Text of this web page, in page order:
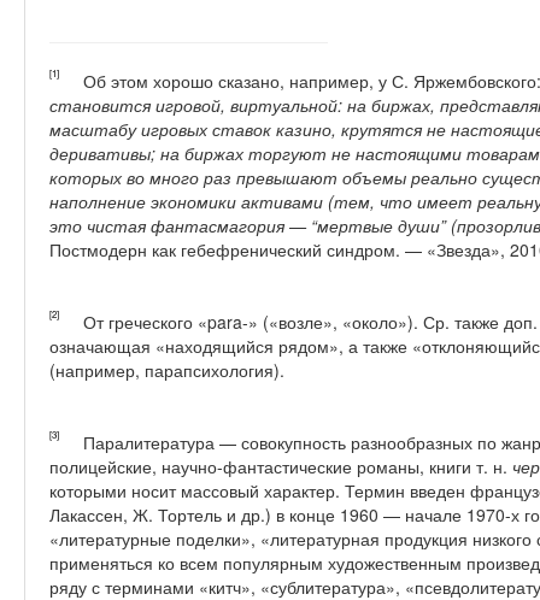
[1]
Об этом хорошо сказано, например, у С.
становится игровой, виртуальной: на биржах,
масштабу игровых ставок казино, крутятся не
деривативы; на биржах торгуют не настоящими
которых во много раз превышают объемы реально
наполнение экономики активами (тем, что имеет
это чистая фантасмагория — “мертвые души”
Постмодерн как гебефренический синдром. — «Звезда»,
[2]
От греческого «para-» («возле», «около»). Ср. также доп.
означающая «находящийся рядом», а также
(например, парапсихология).
[3]
Паралитература — совокупность разнообразных по
полицейские, научно-фантастические романы, книги т. н.
которыми носит массовый характер. Термин введен
Лакассен, Ж. Тортель и др.) в конце 1960 — начале 1970-х
«литературные поделки», «литературная продукция низкого
применяться ко всем популярным художественным
ряду с терминами «китч», «сублитература»,